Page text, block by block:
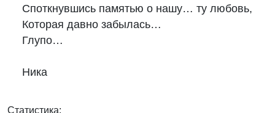
Споткнувшись памятью о нашу… ту любовь,
Которая давно забылась…
Глупо…
Ника
Статистика: